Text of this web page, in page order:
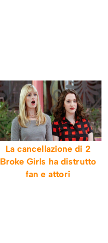
La cancellazione di 2
Broke Girls ha distrutto
fan e attori